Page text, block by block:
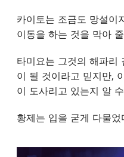
카이토는 조금도 망설이
이동을 하는 것을 막아
타미요는 그것의 해파리
이 될 것이라고 믿지만,
이 도사리고 있는지 알
황제는 입을 굳게 다물